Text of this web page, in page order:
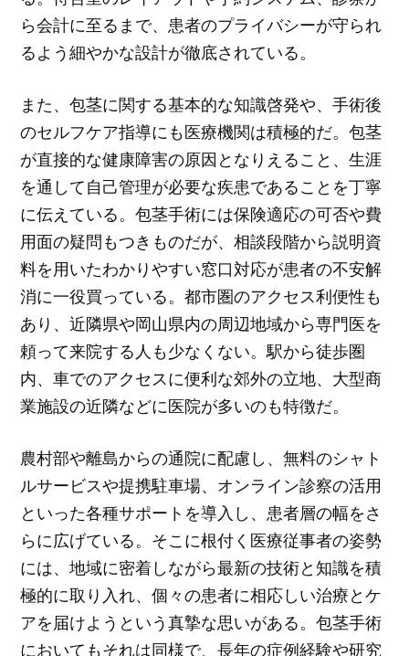
ら会計に至るまで、患者のプライバシーが守られ
るよう細やかな設計が徹底されている。
また、包茎に関する基本的な知識啓発や、手術後
のセルフケア指導にも医療機関は積極的だ。包茎
が直接的な健康障害の原因となりえること、生涯
を通して自己管理が必要な疾患であることを丁寧
に伝えている。包茎手術には保険適応の可否や費
用面の疑問もつきものだが、相談段階から説明資
料を用いたわかりやすい窓口対応が患者の不安解
消に一役買っている。都市圏のアクセス利便性も
あり、近隣県や岡山県内の周辺地域から専門医を
頼って来院する人も少なくない。駅から徒歩圏
内、車でのアクセスに便利な郊外の立地、大型商
業施設の近隣などに医院が多いのも特徴だ。
農村部や離島からの通院に配慮し、無料のシャト
ルサービスや提携駐車場、オンライン診察の活用
といった各種サポートを導入し、患者層の幅をさ
らに広げている。そこに根付く医療従事者の姿勢
には、地域に密着しながら最新の技術と知識を積
極的に取り入れ、個々の患者に相応しい治療とケ
アを届けようという真摯な思いがある。包茎手術
においてもそれは同様で、長年の症例経験や研究